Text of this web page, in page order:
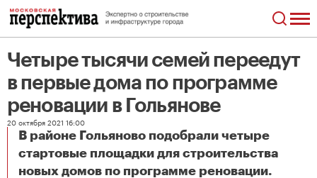
Четыре тысячи семей переедут
в первые дома по программе
реновации в Гольянове
20 октября 2021 16:00
В районе Гольяново подобрали четыре
стартовые площадки для строительства
новых домов по программе реновации.